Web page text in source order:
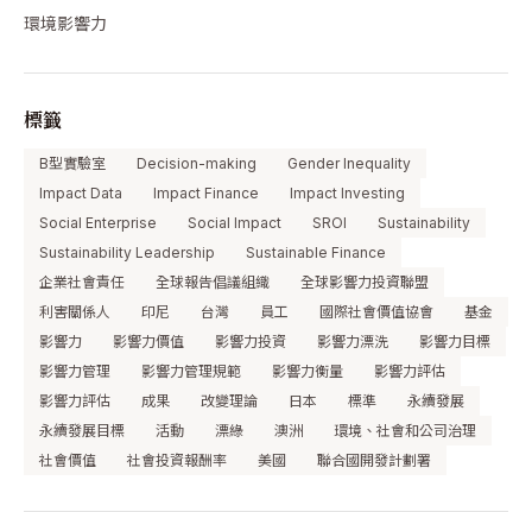
環境影響力
標籤
B型實驗室 Decision-making
Gender Inequality
Impact Data
Impact Finance
Impact Investing
Social Enterprise
Social Impact SROI
Sustainability
Sustainability Leadership
Sustainable Finance
企業社會責任
全球報告倡議組織
全球影響力投資聯盟
利害關係人
印尼 台灣 員工 國際社會價值協會
基金
影響力
影響力價值 影響力投資 影響力漂洗
影響力目標
影響力管理
影響力管理規範 影響力衡量
影響力評估
影響力評估
成果 改變理論 日本 標準
永續發展
永續發展目標
活動 漂綠 澳洲
環境、社會和公司治理
社會價值
社會投資報酬率 美國 聯合國開發計劃署